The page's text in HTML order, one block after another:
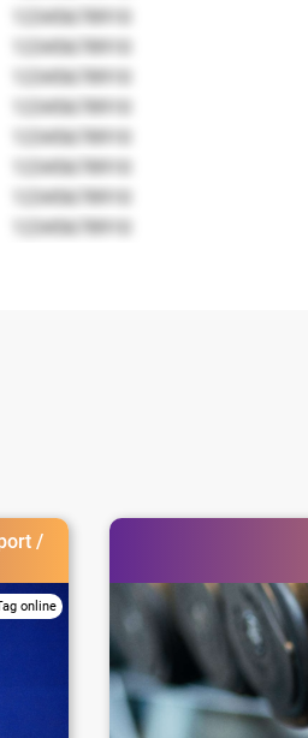
12345678910
12345678910
12345678910
12345678910
12345678910
12345678910
12345678910
12345678910
/
online